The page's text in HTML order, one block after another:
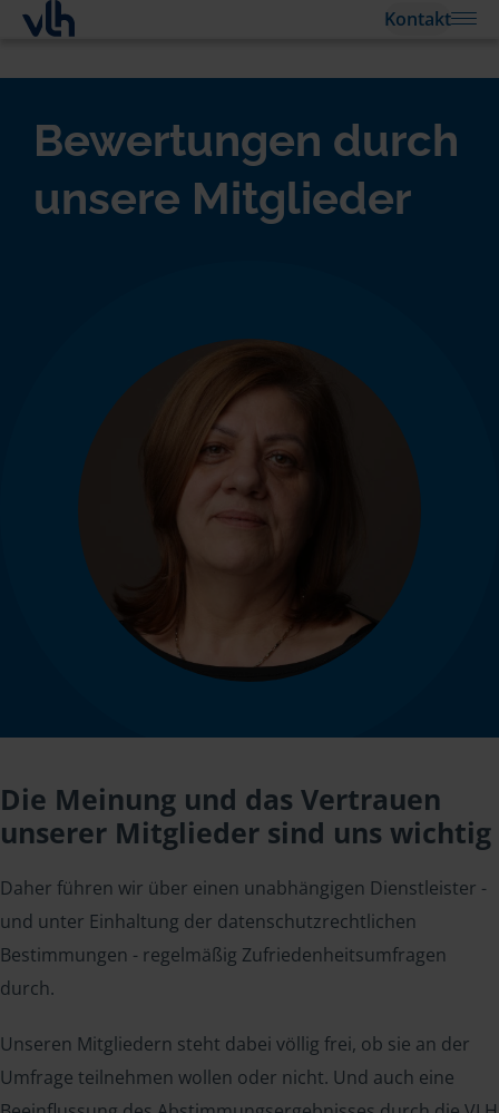
Kontakt
Bewertungen durch
unsere Mitglieder
Die Meinung und das Vertrauen
unserer Mitglieder sind uns wichtig
Daher führen wir über einen unabhängigen Dienstleister -
und unter Einhaltung der datenschutzrechtlichen
Bestimmungen - regelmäßig Zufriedenheitsumfragen
durch.
Unseren Mitgliedern steht dabei völlig frei, ob sie an der
Umfrage teilnehmen wollen oder nicht. Und auch eine